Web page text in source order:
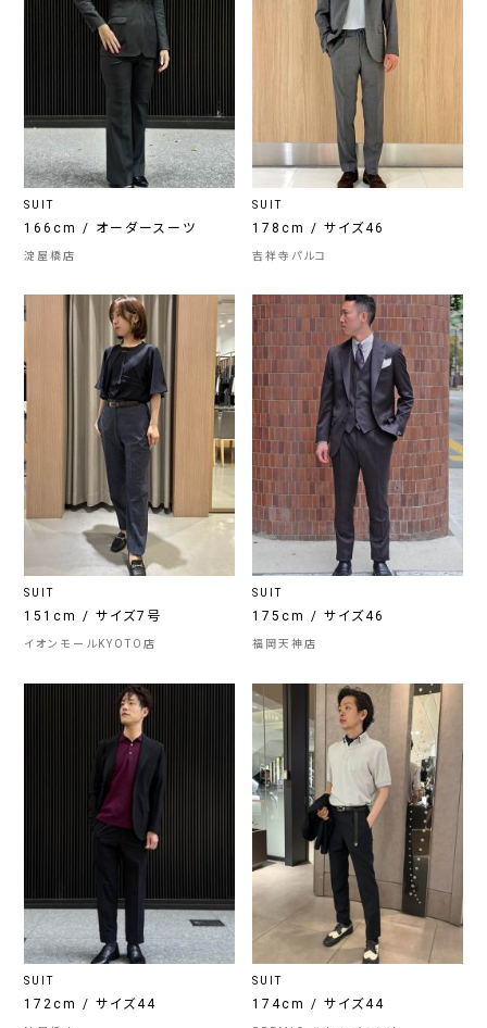
SUIT
166cm / オーダースーツ
淀屋橋店
SUIT
178cm / サイズ46
吉祥寺パルコ
SUIT
151cm / サイズ7号
イオンモールKYOTO店
SUIT
175cm / サイズ46
福岡天神店
SUIT
172cm / サイズ44
SUIT
174cm / サイズ44